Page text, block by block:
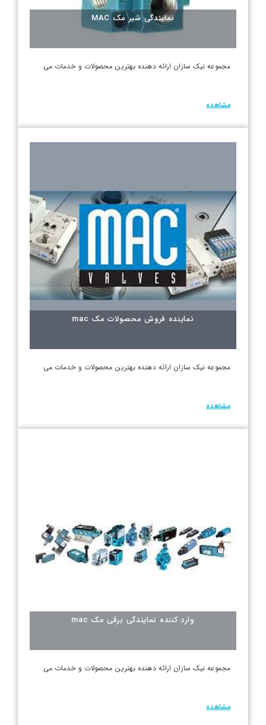
نمایندگی شیر مک MAC
مجموعه نیک سازان ارائه دهنده بهترین محصولات و خدمات می
مشاهده
نماینده فروش محصولات مک mac
مجموعه نیک سازان ارائه دهنده بهترین محصولات و خدمات می
مشاهده
وارد کننده نمایندگی برقی مک mac
مجموعه نیک سازان ارائه دهنده بهترین محصولات و خدمات می
مشاهده